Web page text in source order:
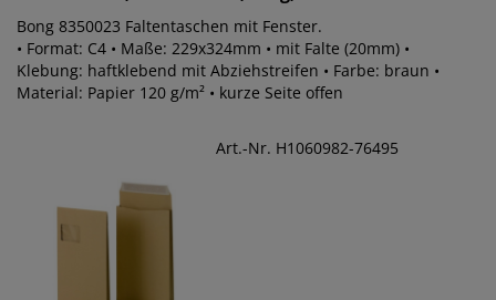
Bong 8350023 Faltentaschen mit Fenster.
• Format: C4 • Maße: 229x324mm • mit Falte (20mm) •
Klebung: haftklebend mit Abziehstreifen • Farbe: braun •
Material: Papier 120 g/m² • kurze Seite offen
Art.-Nr. H1060982-76495